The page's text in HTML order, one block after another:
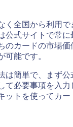
く全国から利用
公式サイトで常
のカードの市場
可能です。
は簡単で、まず
て必要事項を入
ットを使ってカー